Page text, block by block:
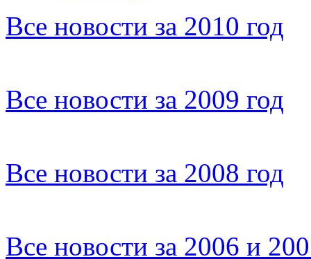
Все новости за 2010 год
Все новости за 2009 год
Все новости за 2008 год
Все новости за 2006 и